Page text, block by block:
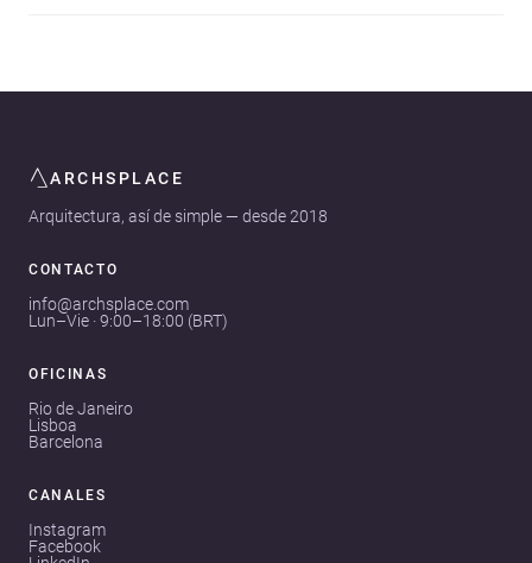
ARCHSPLACE
Arquitectura, así de simple — desde 2018
CONTACTO
info@archsplace.com
Lun–Vie · 9:00–18:00 (BRT)
OFICINAS
Rio de Janeiro
Lisboa
Barcelona
CANALES
Instagram
Facebook